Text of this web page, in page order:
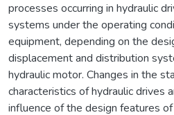
processes occurring in hydraulic
systems under the operating
equipment, depending on the
displacement and distribution
hydraulic motor. Changes in the
characteristics of hydraulic drives
influence of the design features